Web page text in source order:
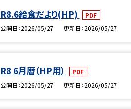
R8.6給食だより(HP)
PDF
公開日 2026/05/27 更新日 2026/05/27
R8 6月暦（HP用）
PDF
公開日 2026/05/27 更新日 2026/05/27